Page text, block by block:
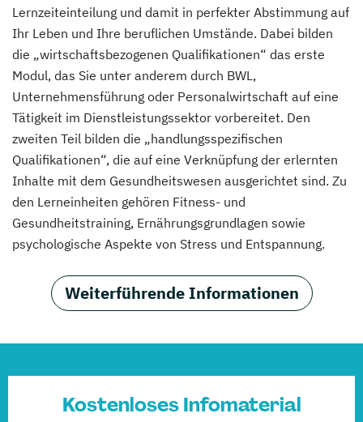
Lernzeiteinteilung und damit in perfekter Abstimmung auf
Ihr Leben und Ihre beruflichen Umstände. Dabei bilden
die „wirtschaftsbezogenen Qualifikationen“ das erste
Modul, das Sie unter anderem durch BWL,
Unternehmensführung oder Personalwirtschaft auf eine
Tätigkeit im Dienstleistungssektor vorbereitet. Den
zweiten Teil bilden die „handlungsspezifischen
Qualifikationen“, die auf eine Verknüpfung der erlernten
Inhalte mit dem Gesundheitswesen ausgerichtet sind. Zu
den Lerneinheiten gehören Fitness- und
Gesundheitstraining, Ernährungsgrundlagen sowie
psychologische Aspekte von Stress und Entspannung.
Weiterführende Informationen
Kostenloses Infomaterial